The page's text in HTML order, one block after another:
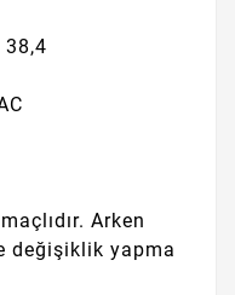
Arken
değişiklik yapma